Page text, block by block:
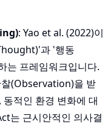
: Yao et al. (2022)이
과 '행동
는 프레임워크입니다.
(Observation)을 받
적인 환경 변화에 대
는 근시안적인 의사결